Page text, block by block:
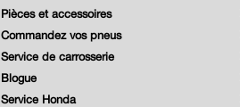
Pièces et accessoires
Commandez vos pneus
Service de carrosserie
Blogue
Service Honda